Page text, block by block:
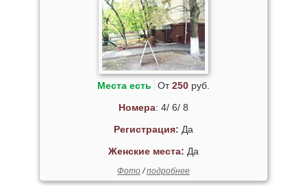
Места есть От250руб.
Номера: 4/ 6/ 8
Регистрация: Да
Женские места: Да
Фото/подробнее